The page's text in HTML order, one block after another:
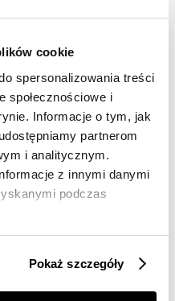
cookie
spersonalizowania treści
społecznościowe i
Informacje o tym, jak
partnerom
i analitycznym.
z innymi danymi
podczas
Pokaż szczegóły
OUTLET
HOT
49,99 zł
Najniższa cena z 30 dni przed